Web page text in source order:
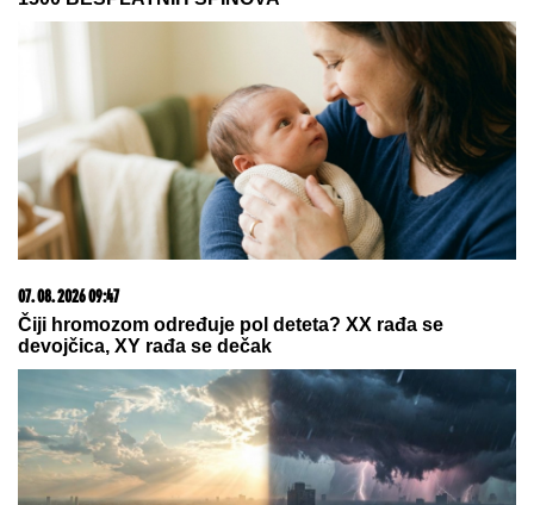
"ZLOČESTA, LJUBOMORNA BABA"
Dara Bubamara UZVRATILA Cakani
na prozivke, pa progovorila o dečku i
šokirala komentarom o Seki Aleksić
(VIDEO)
SPECIJALCI SA GAS MASKAMA
ULETELI U KUĆU U SMEDEREVU
Ovako su otkrili čak pola tona
Uhapšeno 6 osoba (FOTO, VIDEO)